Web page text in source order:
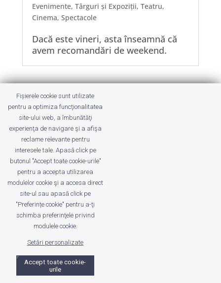
Evenimente, Târguri și Expoziții, Teatru,
Cinema, Spectacole
Dacă este vineri, asta înseamnă că
avem recomandări de weekend.
Despre noi Publicitate
Privacy
© UrbanKID. Proiect dezvoltat de Dana și
Dragomirescu. Temă WordPress:
ShortPixel
Fișierele cookie sunt utilizate
pentru a optimiza funcţionalitatea
site-ului web, a îmbunătăţi
experienţa de navigare şi a afişa
reclame relevante pentru
interesele tale. Apasă click pe
butonul "Accept toate cookie-urile"
pentru a accepta utilizarea
modulelor cookie şi a accesa direct
site-ul sau apasă click pe
"Preferințe cookie" pentru a-ţi
schimba preferinţele privind
modulele cookie.
Setări personalizate
Accept toate cookie-
urile